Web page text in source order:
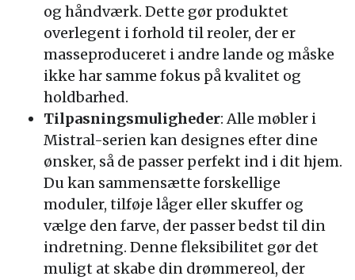
og håndværk. Dette gør produktet
overlegent i forhold til reoler, der er
masseproduceret i andre lande og måske
ikke har samme fokus på kvalitet og
holdbarhed.
Tilpasningsmuligheder: Alle møbler i
Mistral-serien kan designes efter dine
ønsker, så de passer perfekt ind i dit hjem.
Du kan sammensætte forskellige
moduler, tilføje låger eller skuffer og
vælge den farve, der passer bedst til din
indretning. Denne fleksibilitet gør det
muligt at skabe din drømmereol, der